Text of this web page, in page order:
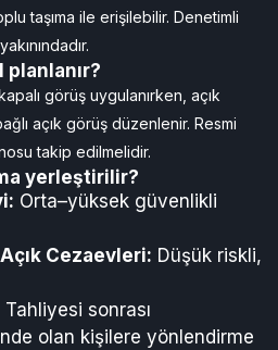
taşıma ile erişilebilir. Denetimli
planlanır?
görüş uygulanırken, açık
açık görüş düzenlenir. Resmi
takip edilmelidir.
yerleştirilir?
Orta–yüksek güvenlikli
Cezaevleri: Düşük riskli,
Tahliyesi sonrası
olan kişilere yönlendirme